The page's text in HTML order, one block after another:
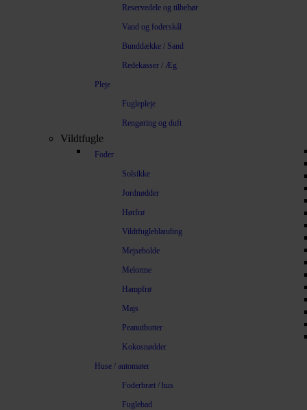
Reservedele og tilbehør
Vand og foderskål
Bunddække / Sand
Redekasser / Æg
Pleje
Fuglepleje
Rengøring og duft
Vildtfugle
Foder
Solsikke
Jordnødder
Hørfrø
Vildtfugleblanding
Mejsebolde
Melorme
Hampfrø
Majs
Peanutbutter
Kokosnødder
Huse / automater
Foderbræt / hus
Fuglebad